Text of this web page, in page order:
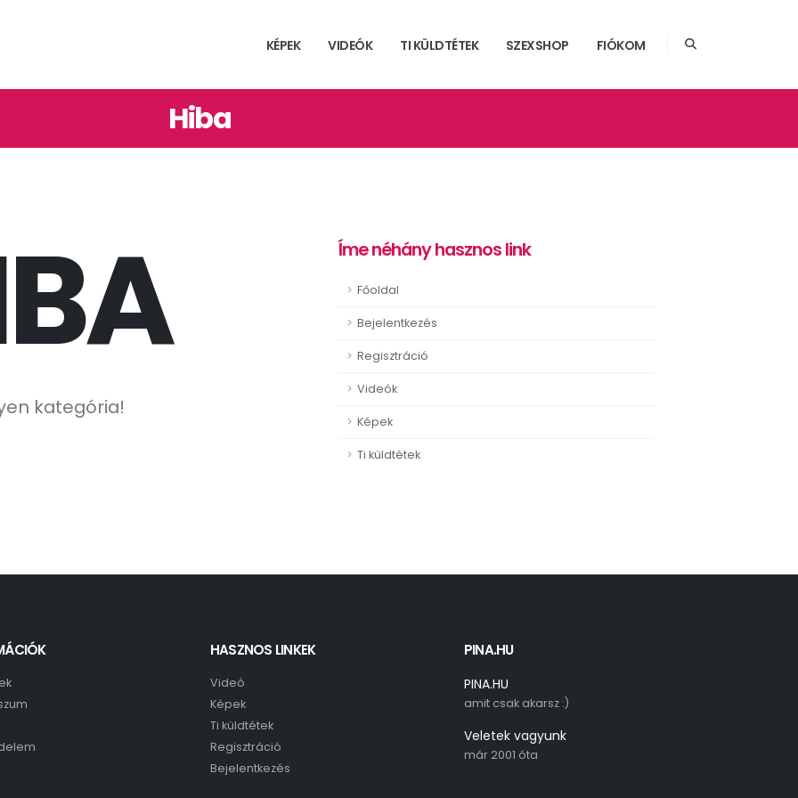
KÉPEK VIDEÓK TI KÜLDTÉTEK SZEXSHOP FIÓKOM
Hiba
kategória!
Íme néhány hasznos link
Főoldal
Bejelentkezés
Regisztráció
Videók
Képek
Ti küldtétek
HASZNOS LINKEK
Videó
Képek
Ti küldtétek
Regisztráció
Bejelentkezés
PINA.HU
PINA.HU
amit csak akarsz :)
Veletek vagyunk
már 2001 óta